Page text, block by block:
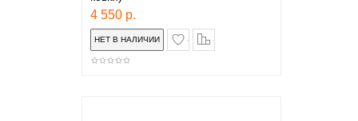
4 550 р.
в закладки